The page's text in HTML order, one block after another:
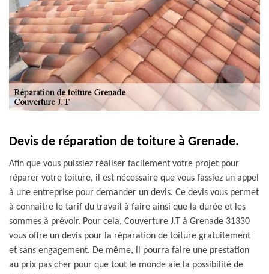
Devis de réparation de toiture à Grenade.
Afin que vous puissiez réaliser facilement votre projet pour
réparer votre toiture, il est nécessaire que vous fassiez un appel
à une entreprise pour demander un devis. Ce devis vous permet
à connaître le tarif du travail à faire ainsi que la durée et les
sommes à prévoir. Pour cela, Couverture J.T à Grenade 31330
vous offre un devis pour la réparation de toiture gratuitement
et sans engagement. De même, il pourra faire une prestation
au prix pas cher pour que tout le monde aie la possibilité de